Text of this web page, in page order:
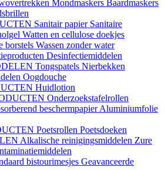
Mondmaskers Baardmaskers
Sanitair papier Sanitaire
Watten en cellulose doekjes
borstels Wassen zonder water
Desinfectiemiddelen
Tongspatels Nierbekken
Oogdouche
Huidlotion
Onderzoekstafelrollen
beschermpapierAluminiumfolie
Poetsrollen Poetsdoeken
Alkalische reinigingsmiddelen Zure
bistourimesjes Geavanceerde